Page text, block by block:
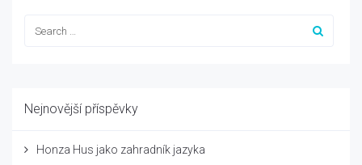
Nejnovější příspěvky
Honza Hus jako zahradník jazyka